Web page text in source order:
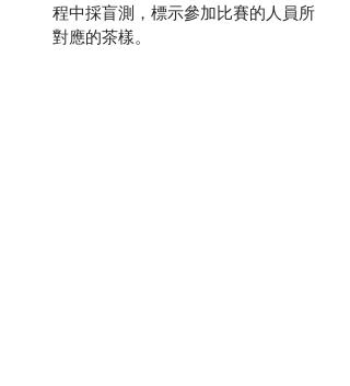
程中採盲測，標示參加比賽的人員所
對應的茶樣。